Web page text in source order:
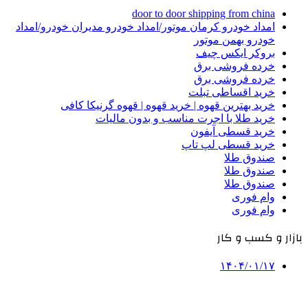
door to door shipping from china
امداد خودرو کرمان موتور/امداد خودرو مدیران خودرو/امداد
خودرو بهمن موتور
بروکر ایکس چیف
خرده فروشی برق
خرده فروشی برق
خرید اقساطی تبلت
خرید بهترین قهوه | خرید قهوه | قهوه گرنیکا کافی
خرید طلا با اجرت مناسب و بدون مالیات
خرید قسطی آیفون
خرید قسطی لپ تاپ
صندوق طلا
صندوق طلا
صندوق طلا
وام فوری
وام فوری
بازار و کسب و کار
۱۴۰۴/۰۱/۱۷